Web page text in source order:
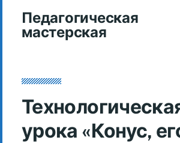
Педагогическая
мастерская
урока «Конус,